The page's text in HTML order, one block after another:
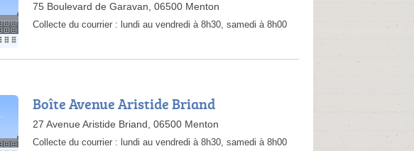
75 Boulevard de Garavan, 06500 Menton
Collecte du courrier : lundi au vendredi à 8h30, samedi à 8h00
Boîte Avenue Aristide Briand
27 Avenue Aristide Briand, 06500 Menton
Collecte du courrier : lundi au vendredi à 8h30, samedi à 8h00